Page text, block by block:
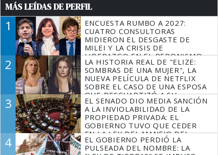
MÁS LEÍDAS DE PERFIL
1
ENCUESTA RUMBO A 2027:
CUATRO CONSULTORAS
MIDIERON EL DESGASTE DE
MILEI Y LA CRISIS DE
LIDERAZGO EN EL PERONISMO
2
LA HISTORIA REAL DE "ELIZE:
SOMBRAS DE UNA MUJER", LA
NUEVA PELÍCULA DE NETFLIX
SOBRE EL CASO DE UNA ESPOSA
QUE DESCUARTIZÓ A SU
MARIDO
3
EL SENADO DIO MEDIA SANCIÓN
A LA INVIOLABILIDAD DE LA
PROPIEDAD PRIVADA: EL
GOBIERNO TUVO QUE CEDER
EN LA LEY DEL MANEJO DEL
FUEGO
4
EL GOBIERNO PERDIÓ LA
PULSEADA DEL NOMBRE: LA